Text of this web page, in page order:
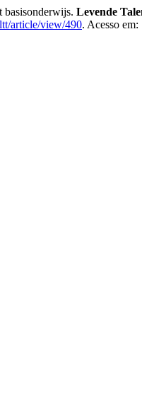
basisonderwijs. Levende
article/view/490. Acesso